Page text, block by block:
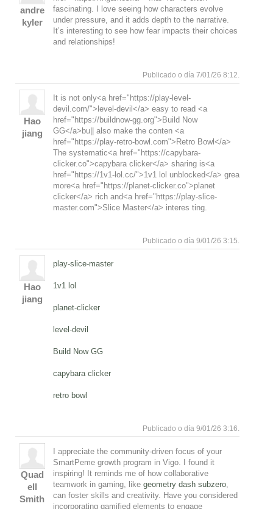
andre
kyler
fascinating. I love seeing how characters evolve
under pressure, and it adds depth to the narrative.
It’s interesting to see how fear impacts their choices
and relationships!
Publicado o día 7/01/26 8:12.
Hao
jiang
It is not only<a href="https://play-level-
devil.com/">level-devil</a> easy to read <a
href="https://buildnow-gg.org">Build Now
GG</a>bu|| also make the conten <a
href="https://play-retro-bowl.com">Retro Bowl</a>
The systematic<a href="https://capybara-
clicker.co">capybara clicker</a> sharing is<a
href="https://1v1-lol.cc/">1v1 lol unblocked</a> grea
more<a href="https://planet-clicker.co">planet
clicker</a> rich and<a href="https://play-slice-
master.com">Slice Master</a> interes ting.
Publicado o día 9/01/26 3:15.
Hao
jiang
play-slice-master
1v1 lol
planet-clicker
level-devil
Build Now GG
capybara clicker
retro bowl
Publicado o día 9/01/26 3:16.
Quad
ell
Smith
I appreciate the community-driven focus of your
SmartPeme growth program in Vigo. I found it
inspiring! It reminds me of how collaborative
teamwork in gaming, like geometry dash subzero,
can foster skills and creativity. Have you considered
incorporating gamified elements to engage